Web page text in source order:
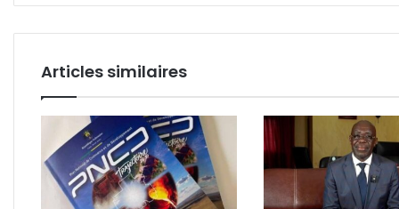
Articles similaires